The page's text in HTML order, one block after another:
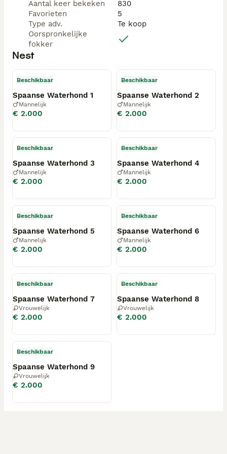
wij eerst kennis met geïnteresseerden via
videobellen. Op die manier kunnen wij elkaar leren
kennen en kunt u de pups alvast bekijken zonder
onnodige stress voor de moeder.
Heeft u interesse of wilt u meer informatie over de
ons op.
Wij vinden het belangrijk dat onze pups een passend
en liefdevol thuis krijgen. Alleen serieuze reacties.
kijk ook op spaansewaterhond.nl
Aantal keer bekeken
830
Favorieten
5
Type adv.
Te koop
Oorspronkelijke
fokker
Nest
Beschikbaar
Spaanse Waterhond 1
Mannelijk
€ 2.000
Beschikbaar
Spaanse Waterhond 2
Mannelijk
€ 2.000
Beschikbaar
Spaanse Waterhond 3
Mannelijk
€ 2.000
Beschikbaar
Spaanse Waterhond 4
Mannelijk
€ 2.000
Beschikbaar
Spaanse Waterhond 5
Mannelijk
€ 2.000
Beschikbaar
Spaanse Waterhond 6
Mannelijk
€ 2.000
Beschikbaar
Spaanse Waterhond 7
Vrouwelijk
€ 2.000
Beschikbaar
Spaanse Waterhond 8
Vrouwelijk
€ 2.000
Beschikbaar
Spaanse Waterhond 9
Vrouwelijk
€ 2.000